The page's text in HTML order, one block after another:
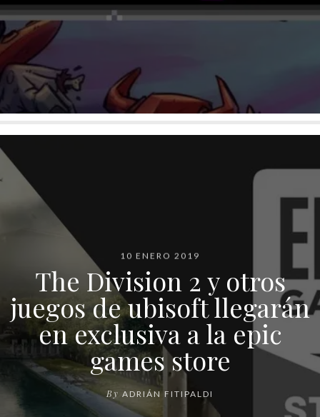
10 ENERO 2019
The Division 2 y otros
juegos de ubisoft llegarán
en exclusiva a la epic
games store
By ADRIÁN FITIPALDI